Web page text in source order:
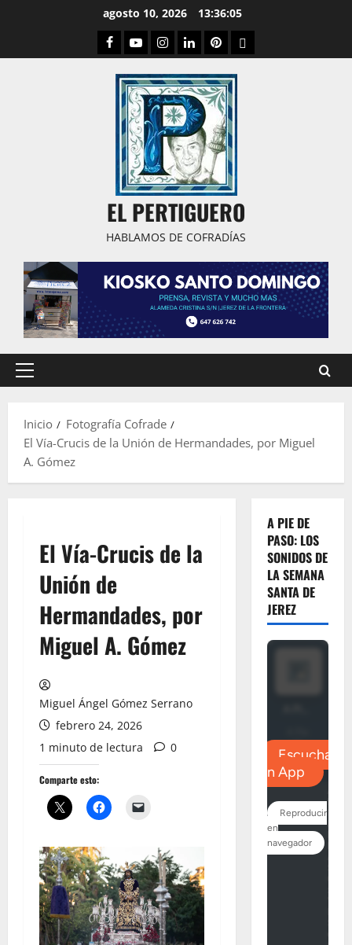
agosto 10, 2026 13:36:06
Facebook
YoutubeInstagram
LinkedPinterestDribbble
EL PERTIGUERO
HABLAMOS DE COFRADÍAS
Menú
Inicio
Fotografía Cofrade
El Vía-Crucis de la Unión de Hermandades, por Miguel
A. Gómez
El Vía-Crucis de la
Unión de
Hermandades, por
Miguel A. Gómez
Miguel Ángel Gómez Serrano
febrero 24, 2026
1 minuto de lectura
0
Comparte esto:
A PIE DE
PASO: LOS
SONIDOS DE
LA SEMANA
SANTA DE
JEREZ